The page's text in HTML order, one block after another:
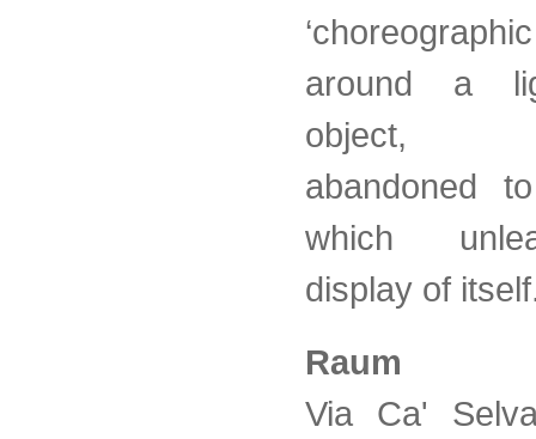
around a
object,
abandoned
which
display of
Raum
Via Ca'